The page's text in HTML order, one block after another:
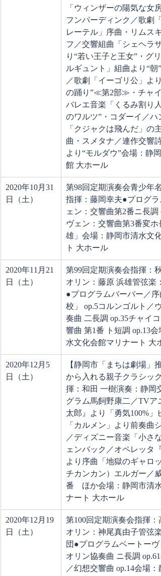
「ウィンザーの陽気な女
フンパーディンク／歌劇
レーテル」序曲・リムス
フ／交響組曲「シェヘラ
り“若い王子と王女”・グ
ルギュント」組曲より“朝
／歌劇「イーゴリ公」よ
の踊り”≪第2部≫・チャイ
バレエ音楽「くるみ割り
のワルツ”・コダーイ／ハ
「クジャクは飛んだ」の
曲・スメタナ／連作交響
より“モルダウ”会場：静
館 大ホール
2020年10月31
日（土）
第98回定期演奏会青少年
指揮：藤岡幸夫●プログラ
ェン：交響曲第2番ニ長調
ヴェン：交響曲第3番変ホ
雄」会場：静岡市清水文
ト 大ホール
2020年11月21
日（土）
第99回定期演奏会指揮：秋
オリン：藤原 浜雄管弦楽
●プログラムバーバー／序
校」 op.5コルンゴルト／
奏曲 二長調 op.35チャイ
響曲 第1番 ト短調 op.13
水文化会館マリナート 大
2020年12月5
日（土）
【静岡市「まちは劇場」
から入れる親子クラシッ
揮：和田 一樹演奏：静岡
グラム馬飼野康二／TVア
太郎』より「勇気100%」
「カルメン」より前奏曲
／ディズニー音楽「小さ
ェンバック／オペレッタ
より序曲「地獄のギャロ
チカンカン）エルガー／威
番　ほか会場：静岡市清
ナート 大ホール
2020年12月19
日（土）
第100回定期演奏会指揮：
オリン：神尾真由子管弦
団●プログラムベートーヴ
オリン協奏曲 ニ長調
／幻想交響曲 op.14会場：